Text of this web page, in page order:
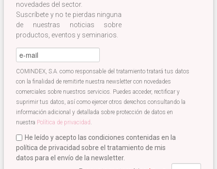
novedades del sector.
Suscríbete y no te pierdas ninguna
de nuestras noticias sobre
productos, eventos y seminarios.
e-mail*
He leído y acepto las condiciones contenidas en la
política de privacidad sobre el tratamiento de mis
datos para el envío de la newsletter.
COMINDEX, S.A. como responsable del tratamiento tratará tus datos
con la finalidad de remitirte nuestra newsletter con novedades
comerciales sobre nuestros servicios. Puedes acceder, rectificar y
suprimir tus datos, así como ejercer otros derechos consultando la
información adicional y detallada sobre protección de datos en
nuestra Política de privacidad .